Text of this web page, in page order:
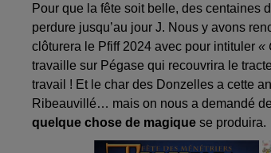
Pour que la fête soit belle, des centaines
perdure jusqu’au jour J. Nous y avons
clôturera le Pfiff 2024 avec pour intituler «
travaille sur Pégase qui recouvrira le
travail ! Et le char des Donzelles a cette
Ribeauvillé… mais on nous a demandé
quelque chose de magique se produira.